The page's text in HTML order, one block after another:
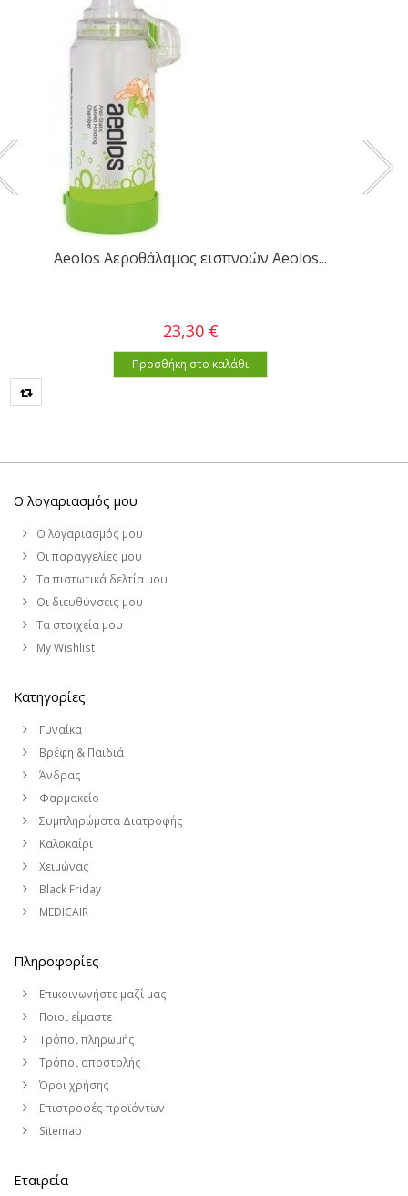
Aeolos Αεροθάλαμος εισπνοών Aeolos...
23,30 €
Προσθήκη στο καλάθι
Ο λογαριασμός μου
Ο λογαριασμός μου
Οι παραγγελίες μου
Τα πιστωτικά δελτία μου
Οι διευθύνσεις μου
Τα στοιχεία μου
My Wishlist
Κατηγορίες
Γυναίκα
Βρέφη & Παιδιά
Άνδρας
Φαρμακείο
Συμπληρώματα Διατροφής
Καλοκαίρι
Χειμώνας
Black Friday
MEDICAIR
Πληροφορίες
Επικοινωνήστε μαζί μας
Ποιοι είμαστε
Τρόποι πληρωμής
Τρόποι αποστολής
Όροι χρήσης
Επιστροφές προϊόντων
Sitemap
Εταιρεία